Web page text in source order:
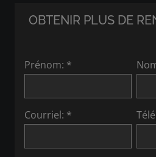
OBTENIR PLUS DE
Prénom: *
Courriel: *